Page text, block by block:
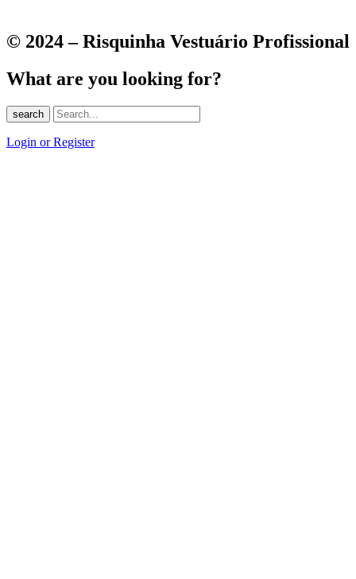
© 2024 – Risquinha Vestuário Profissional
What are you looking for?
search
Login or Register